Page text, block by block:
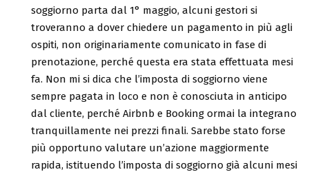
soggiorno parta dal 1° maggio, alcuni gestori si
troveranno a dover chiedere un pagamento in più agli
ospiti, non originariamente comunicato in fase di
prenotazione, perché questa era stata effettuata mesi
fa. Non mi si dica che l’imposta di soggiorno viene
sempre pagata in loco e non è conosciuta in anticipo
dal cliente, perché Airbnb e Booking ormai la integrano
tranquillamente nei prezzi finali. Sarebbe stato forse
più opportuno valutare un’azione maggiormente
rapida, istituendo l’imposta di soggiorno già alcuni mesi